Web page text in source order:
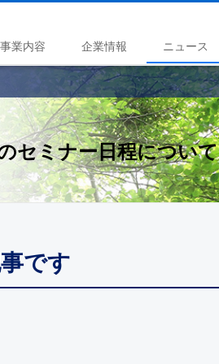
事業内容 企業情報 ニュース
セミナー日程について
です